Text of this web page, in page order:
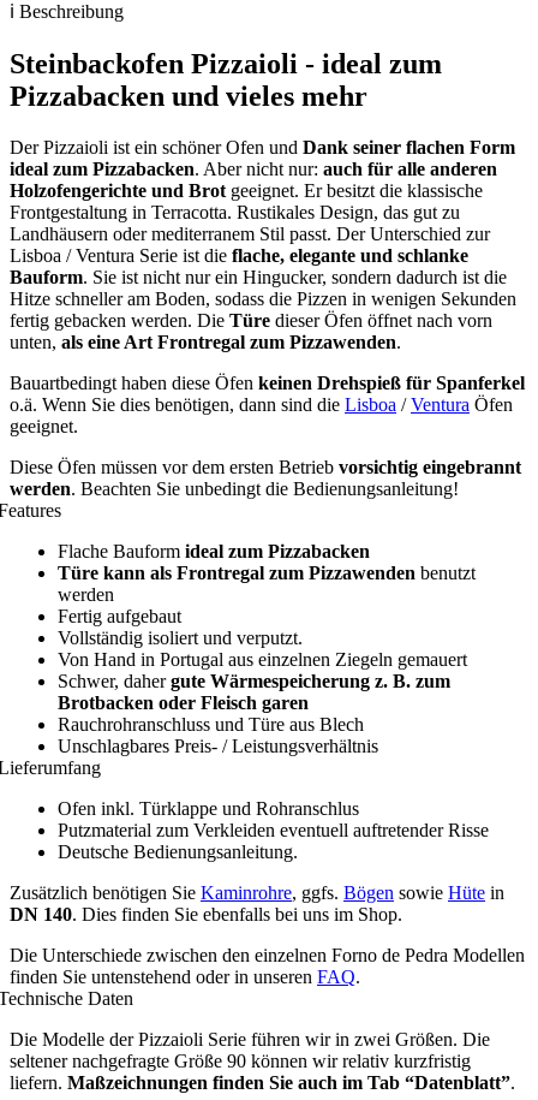
ℹ️ Beschreibung
Steinbackofen Pizzaioli - ideal zum
Pizzabacken und vieles mehr
Der Pizzaioli ist ein schöner Ofen und Dank seiner flachen Form
ideal zum Pizzabacken. Aber nicht nur: auch für alle anderen
Holzofengerichte und Brot geeignet. Er besitzt die klassische
Frontgestaltung in Terracotta. Rustikales Design, das gut zu
Landhäusern oder mediterranem Stil passt. Der Unterschied zur
Lisboa / Ventura Serie ist die flache, elegante und schlanke
Bauform. Sie ist nicht nur ein Hingucker, sondern dadurch ist die
Hitze schneller am Boden, sodass die Pizzen in wenigen Sekunden
fertig gebacken werden. Die Türe dieser Öfen öffnet nach vorn
unten, als eine Art Frontregal zum Pizzawenden.
Bauartbedingt haben diese Öfen keinen Drehspieß für Spanferkel
o.ä. Wenn Sie dies benötigen, dann sind die Lisboa /Ventura Öfen
geeignet.
Diese Öfen müssen vor dem ersten Betrieb vorsichtig eingebrannt
werden. Beachten Sie unbedingt die Bedienungsanleitung!
Flache Bauform ideal zum Pizzabacken
Türe kann als Frontregal zum Pizzawenden benutzt
werden
Fertig aufgebaut
Vollständig isoliert und verputzt.
Von Hand in Portugal aus einzelnen Ziegeln gemauert
Schwer, dahergute Wärmespeicherung z. B. zum
Brotbacken oder Fleisch garen
Rauchrohranschluss und Türe aus Blech
Unschlagbares Preis- / Leistungsverhältnis
Ofen inkl. Türklappe und Rohranschlus
Putzmaterial zum Verkleiden eventuell auftretender Risse
Deutsche Bedienungsanleitung.
Zusätzlich benötigen Sie Kaminrohre, ggfs. Bögen sowie Hüte in
DN 140. Dies finden Sie ebenfalls bei uns im Shop.
Die Unterschiede zwischen den einzelnen Forno de Pedra Modellen
finden Sie untenstehend oder in unseren FAQ.
Daten
Die Modelle der Pizzaioli Serie führen wir in zwei Größen. Die
seltener nachgefragte Größe 90 können wir relativ kurzfristig
liefern. Maßzeichnungen finden Sie auch im Tab “Datenblatt”.